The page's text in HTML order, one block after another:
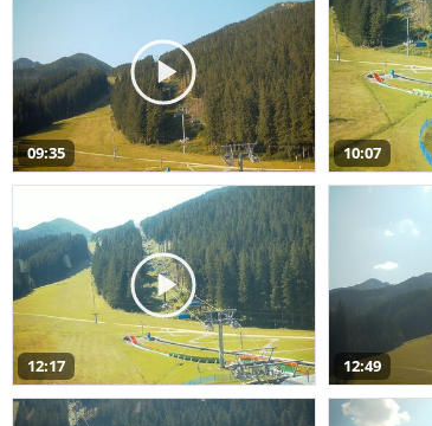
09:35 10:07
12:17 12:49